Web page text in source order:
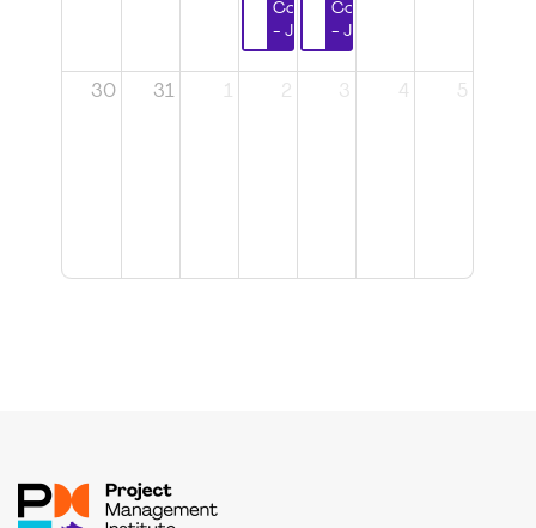
Complexes
- Jour 1
Complexes
- Jour 2
30 31 1 2 3 4 5